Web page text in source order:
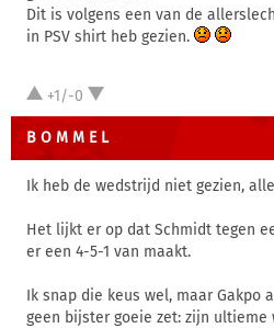
Dit is volgens een van de
in PSV shirt heb gezien.
+1/-0
B O M M E L
Ik heb de wedstrijd niet gezien,
Het lijkt er op dat Schmidt tegen
er een 4-5-1 van maakt.
Ik snap die keus wel, maar Gakpo
geen bijster goeie zet: zijn ultieme